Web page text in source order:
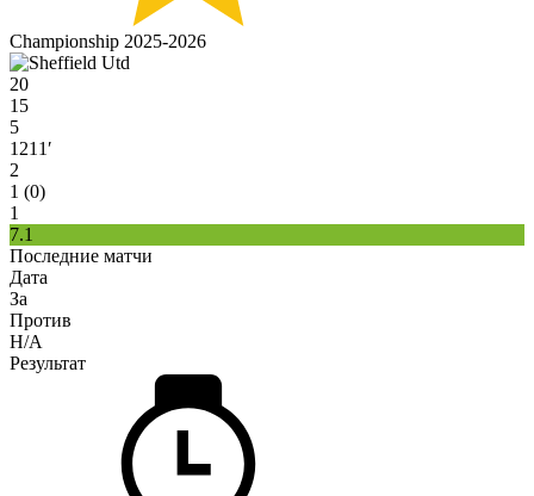
Championship 2025-2026
20
15
5
1211′
2
1 (0)
1
7.1
Последние матчи
Дата
За
Против
H/A
Результат